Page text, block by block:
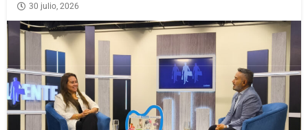
30 julio, 2026